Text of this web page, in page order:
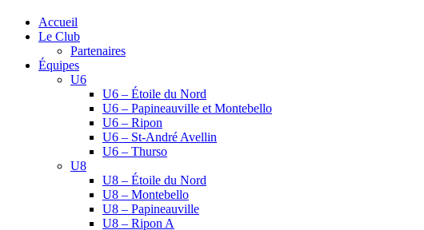
Accueil
Le Club
Partenaires
Équipes
U6
U6 – Étoile du Nord
U6 – Papineauville et Montebello
U6 – Ripon
U6 – St-André Avellin
U6 – Thurso
U8
U8 – Étoile du Nord
U8 – Montebello
U8 – Papineauville
U8 – Ripon A